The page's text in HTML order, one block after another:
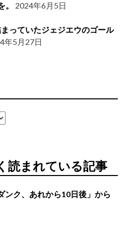
2024年6月5日
っていたジェジエウのゴール
年5月27日
読まれている記事
ンク、あれから10日後」から